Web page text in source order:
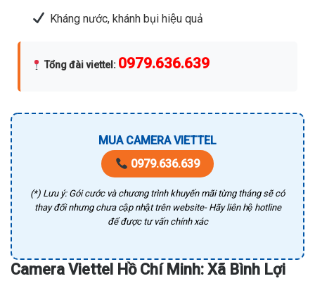
Kháng nước, khánh bụi hiệu quả
Tổng đài viettel : 0979.636.639
MUA CAMERA VIETTEL
0979.636.639
(*) Lưu ý: Gói cước và chương trình khuyến mãi từng tháng sẽ có
thay đổi nhưng chưa cập nhật trên website- Hãy liên hệ hotline
để được tư vấn chính xác
Camera Viettel Hồ Chí Minh: Xã Bình Lợi